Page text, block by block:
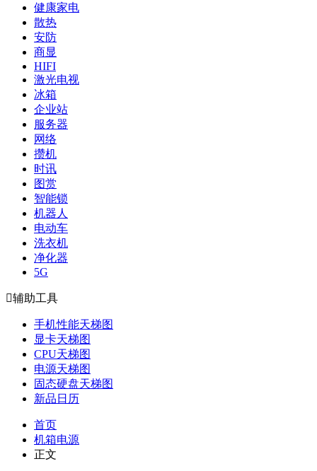
健康家电
散热
安防
商显
HIFI
激光电视
冰箱
企业站
服务器
网络
攒机
时讯
图赏
智能锁
机器人
电动车
洗衣机
净化器
5G
辅助工具
手机性能天梯图
显卡天梯图
CPU天梯图
电源天梯图
固态硬盘天梯图
新品日历
首页
机箱电源
正文